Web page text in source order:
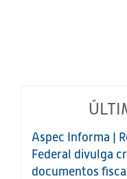
Aspec Informa |
Federal divulga
documentos